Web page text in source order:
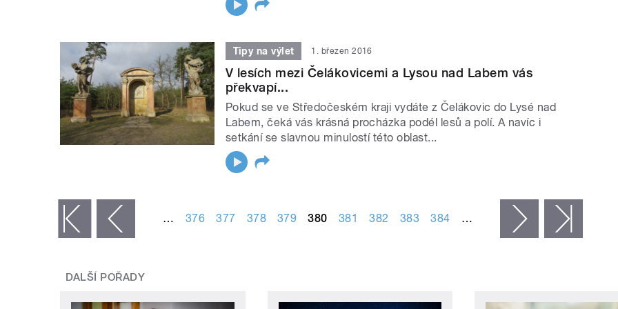
Tipy na výlet 1. březen 2016
V lesích mezi Čelákovicemi a Lysou nad Labem vás
překvapí...
Pokud se ve Středočeském kraji vydáte z Čelákovic do Lysé nad
Labem, čeká vás krásná procházka podél lesů a polí. A navíc i
setkání se slavnou minulostí této oblast...
‹ předchozí … 376 377 378 379 380 381 382 383 384 … následující ›
DALŠÍ POŘADY